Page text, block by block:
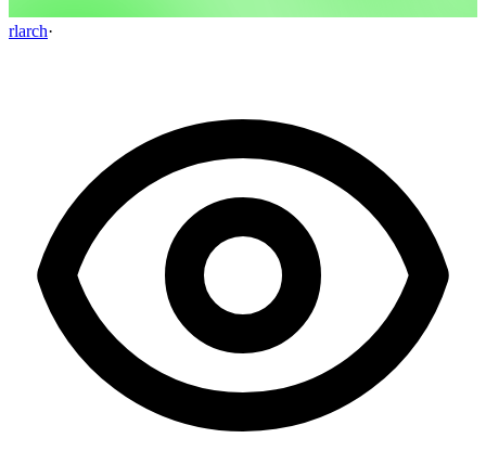
rlarch·